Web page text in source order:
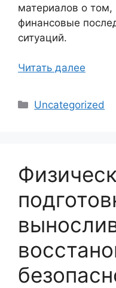
материалов о том,
финансовые
ситуаций.
Читать далее
Рубрики
Uncategorized